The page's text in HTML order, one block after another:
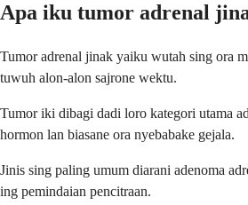
Apa iku tumor adrenal
Tumor adrenal jinak yaiku wutah sing ora
tuwuh alon-alon sajrone wektu.
Tumor iki dibagi dadi loro kategori utama
hormon lan biasane ora nyebabake gejala.
Jinis sing paling umum diarani adenoma
ing pemindaian pencitraan.